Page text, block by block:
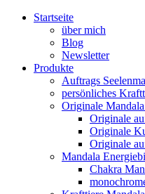
Startseite
über mich
Blog
Newsletter
Produkte
Auftrags
persönliches
Originale
Originale
Originale
Originale
Mandala
Chakra